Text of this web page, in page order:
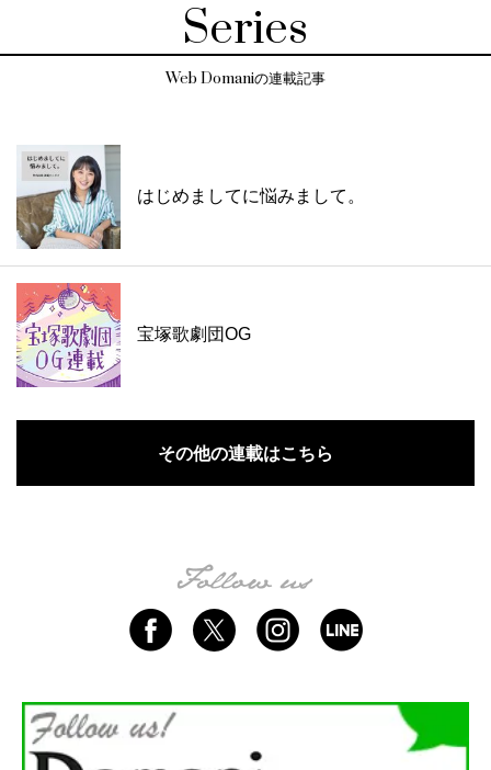
Series
Web Domaniの連載記事
はじめましてに悩みまして。
宝塚歌劇団OG
その他の連載はこちら